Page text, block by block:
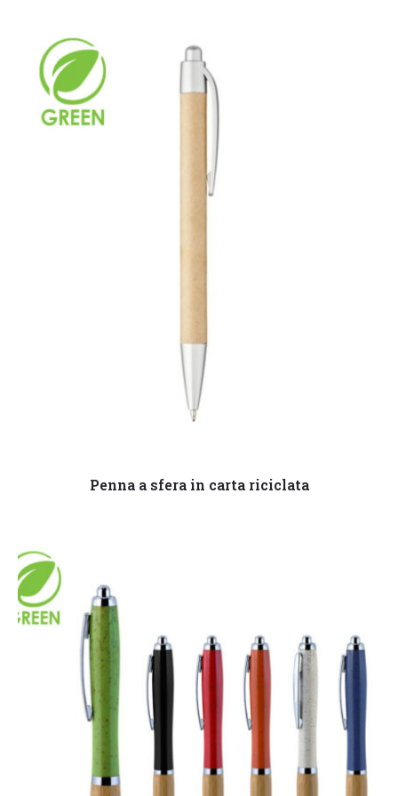
Leggi tutto
Penna a sfera in carta riciclata